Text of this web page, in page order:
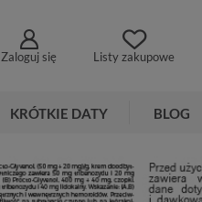
Zaloguj się Listy zakupowe
KRÓTKIE DATY BLOG